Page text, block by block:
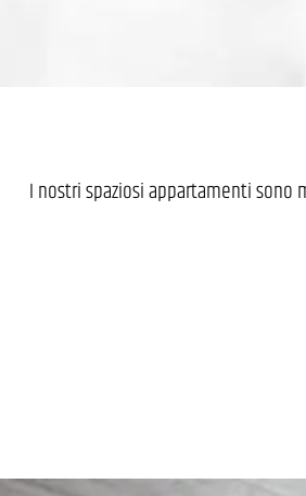
I nostri spaziosi appartamenti sono